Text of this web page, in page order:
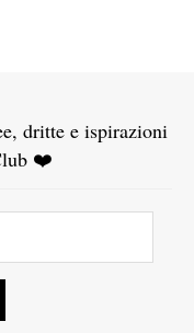
dritte e ispirazioni
❤️